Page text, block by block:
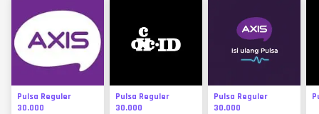
Pulsa Reguler
30.000
Pulsa Reguler
30.000
Pulsa Reguler
30.000